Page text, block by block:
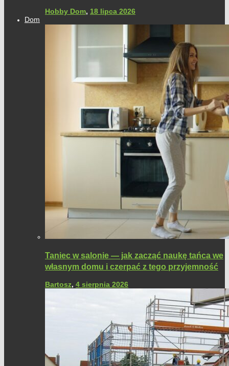
Hobby Dom, 18 lipca 2026
Dom
Taniec w salonie — jak zacząć naukę tańca we
własnym domu i czerpać z tego przyjemność
Bartosz, 4 sierpnia 2026